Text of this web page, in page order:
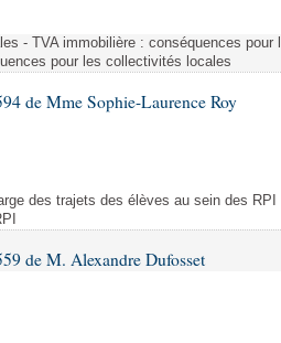
- TVA immobilière : conséquences
pour les collectivités locales
de Mme Sophie-Laurence Roy
des trajets des élèves au sein des
de M. Alexandre Dufosset